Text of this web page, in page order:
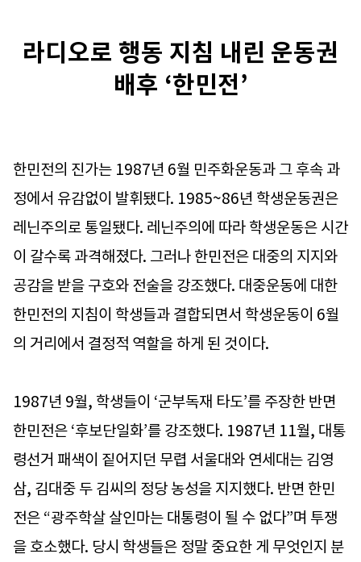
라디오로 행동 지침 내린 운동권
배후 ‘한민전’
한민전의 진가는 1987년 6월 민주화운동과 그 후속 과
정에서 유감없이 발휘됐다. 1985~86년 학생운동권은
레닌주의로 통일됐다. 레닌주의에 따라 학생운동은 시간
이 갈수록 과격해졌다. 그러나 한민전은 대중의 지지와
공감을 받을 구호와 전술을 강조했다. 대중운동에 대한
한민전의 지침이 학생들과 결합되면서 학생운동이 6월
의 거리에서 결정적 역할을 하게 된 것이다.
1987년 9월, 학생들이 ‘군부독재 타도’를 주장한 반면
한민전은 ‘후보단일화’를 강조했다. 1987년 11월, 대통
령선거 패색이 짙어지던 무렵 서울대와 연세대는 김영
삼, 김대중 두 김씨의 정당 농성을 지지했다. 반면 한민
전은 “광주학살 살인마는 대통령이 될 수 없다”며 투쟁
을 호소했다. 당시 학생들은 정말 중요한 게 무엇인지 분